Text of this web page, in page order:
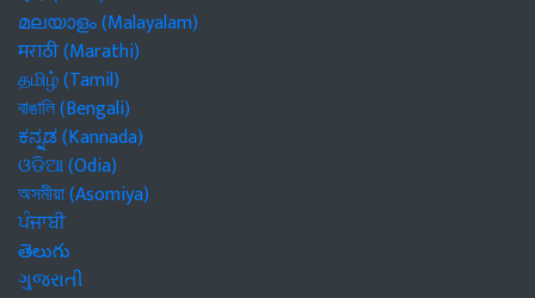
മലയാളം (Malayalam)
मराठी (Marathi)
தமிழ் (Tamil)
বাঙালি (Bengali)
ಕನ್ನಡ (Kannada)
ଓଡିଆ (Odia)
অসমীয়া (Asomiya)
ਪੰਜਾਬੀ
తెలుగు
ગુજરાતી